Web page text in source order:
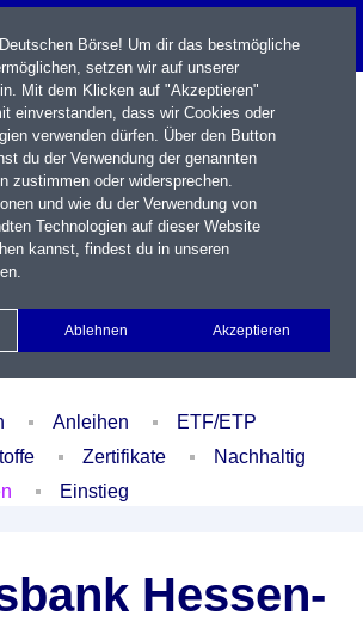
Watchlist Portfolio Login
Anleihen
ETF/ETP
Zertifikate
Nachhaltig
Einstieg
Hessen-
Börse! Um dir das bestmögliche
setzen wir auf unserer
Mit dem Klicken auf "Akzeptieren"
einverstanden, dass wir Cookies oder
verwenden dürfen. Über den Button
du der Verwendung der genannten
zustimmen oder widersprechen.
und wie du der Verwendung von
Technologien auf dieser Website
kannst, findest du in unseren
.
Ablehnen Akzeptieren